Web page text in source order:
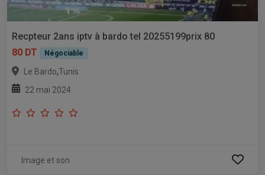
Recpteur 2ans iptv à bardo tel 20255199prix 80
80 DT
Négociable
Le Bardo,Tunis
22 mai 2024
Image et son